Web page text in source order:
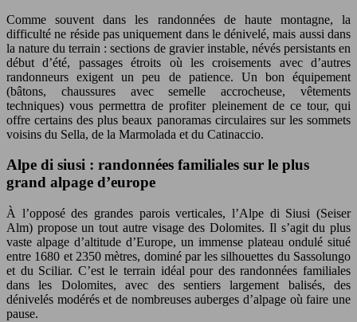
Comme souvent dans les randonnées de haute montagne, la
difficulté ne réside pas uniquement dans le dénivelé, mais aussi dans
la nature du terrain : sections de gravier instable, névés persistants en
début d’été, passages étroits où les croisements avec d’autres
randonneurs exigent un peu de patience. Un bon équipement
(bâtons, chaussures avec semelle accrocheuse, vêtements
techniques) vous permettra de profiter pleinement de ce tour, qui
offre certains des plus beaux panoramas circulaires sur les sommets
voisins du Sella, de la Marmolada et du Catinaccio.
Alpe di siusi : randonnées familiales sur le plus
grand alpage d’europe
À l’opposé des grandes parois verticales, l’Alpe di Siusi (Seiser
Alm) propose un tout autre visage des Dolomites. Il s’agit du plus
vaste alpage d’altitude d’Europe, un immense plateau ondulé situé
entre 1680 et 2350 mètres, dominé par les silhouettes du Sassolungo
et du Sciliar. C’est le terrain idéal pour des randonnées familiales
dans les Dolomites, avec des sentiers largement balisés, des
dénivelés modérés et de nombreuses auberges d’alpage où faire une
pause.